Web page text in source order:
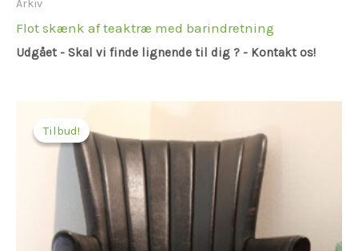
Arkiv
Flot skænk af teaktræ med barindretning
Udgået - Skal vi finde lignende til dig ? - Kontakt os!
Tilbud!
Tilbud!